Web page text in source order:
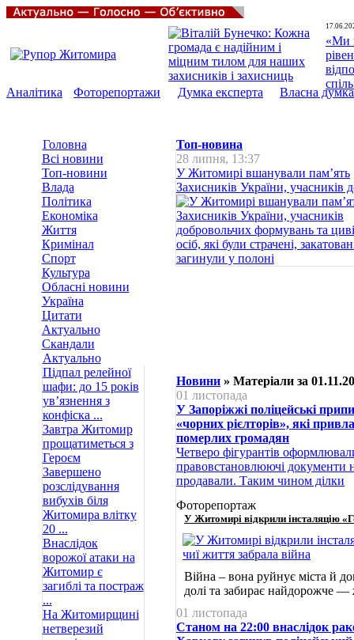
«Ми
Аналітика Фоторепортажи Думка експерта Власна думка
Головна
Всі новини
Топ-новини
Влада
Політика
Економіка
Життя
Кримінал
Спорт
Культура
Обласні новини
Україна
Цитати
Актуально
Скандали
Актуально
Підпал релейної
шафи: до 15 років
ув’язнення з
конфіска ...
Завтра Житомир
прощатиметься з
Героєм
Завершено
розслідування
вибухів біля
Житомира влітку
20 ...
Внаслідок
ворожої атаки на
Житомир є
загиблі та постраж
...
На Житомирщині
нетверезий
Топ-новина
28 липня, 13:37
У Житомирі вшанували пам’ять
Захисників України, учасників
Новини » Матеріали за
01 листопада
У Запоріжжі поліцейські
«чорних рієлторів», які
померлих громадян
Четверо фігурантів
правовстановлюючі документи
продавали. Таким чином ділки
Фоторепортаж
У Житомирі відкрили інсталяцію
Війна – вона руйнує міста й
долі та забирає найдорожче
01 листопада
Станом на 22:00 внаслідок